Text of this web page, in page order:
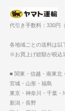
代引き手数料：330円（
各地域ごとの送料は以
※お買上げ総額が税込
■ 関東・信越・南東北
宮城・山形・福島
東京・神奈川・千葉・
新潟・長野